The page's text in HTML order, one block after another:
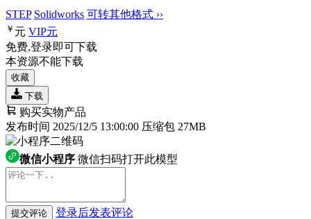
STEP Solidworks 可转其他格式 ››
￥ 元 VIP元
免费,登录即可下载
本资源不能下载
收藏
下载
购买实物产品
发布时间 2025/12/5 13:00:00 压缩包 27MB
微信小程序 微信扫码打开此模型
提交评论 登录后发表评论